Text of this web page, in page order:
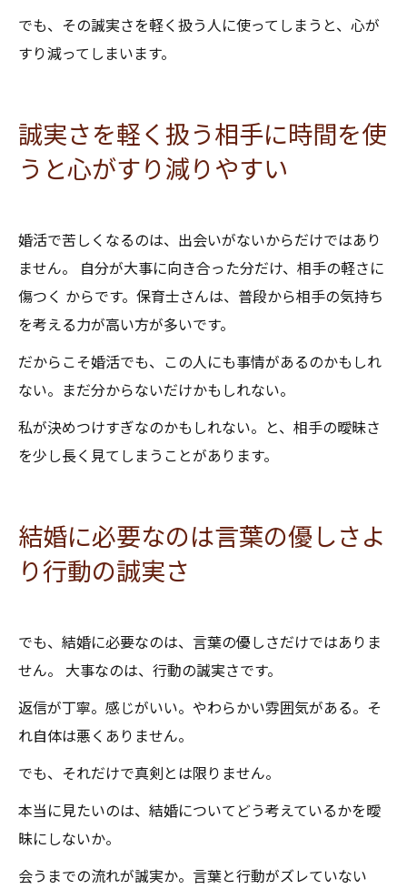
でも、その誠実さを軽く扱う人に使ってしまうと、心が
すり減ってしまいます。
誠実さを軽く扱う相手に時間を使
うと心がすり減りやすい
婚活で苦しくなるのは、出会いがないからだけではあり
ません。 自分が大事に向き合った分だけ、相手の軽さに
傷つく からです。保育士さんは、普段から相手の気持ち
を考える力が高い方が多いです。
だからこそ婚活でも、この人にも事情があるのかもしれ
ない。まだ分からないだけかもしれない。
私が決めつけすぎなのかもしれない。と、相手の曖昧さ
を少し長く見てしまうことがあります。
結婚に必要なのは言葉の優しさよ
り行動の誠実さ
でも、結婚に必要なのは、言葉の優しさだけではありま
せん。 大事なのは、行動の誠実さです。
返信が丁寧。感じがいい。やわらかい雰囲気がある。そ
れ自体は悪くありません。
でも、それだけで真剣とは限りません。
本当に見たいのは、結婚についてどう考えているかを曖
昧にしないか。
会うまでの流れが誠実か。言葉と行動がズレていない